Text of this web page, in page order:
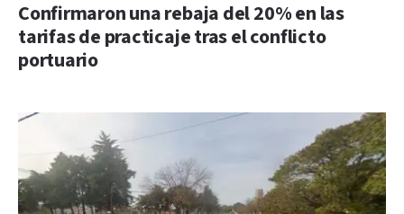
Confirmaron una rebaja del 20% en las
tarifas de practicaje tras el conflicto
portuario